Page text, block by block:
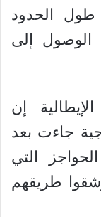
الحدود
الوصول إلى
إن
جاءت بعد
100 مهاجر الحواجز التي
طريقهم